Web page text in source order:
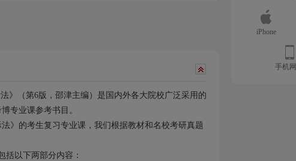
》（第6版，邵津主编）是国内外各大院校广泛采用的
专业课参考书目。
》的考生复习专业课，我们根据教材和名校考研真题
括以下两部分内容：
iPhone
手机